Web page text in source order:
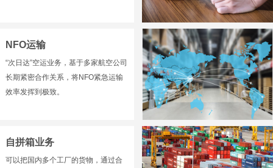
NFO运输
“次日达”空运业务，基于多家航空公司
长期紧密合作关系，将NFO紧急运输
效率发挥到极致。
自拼箱业务
可以把国内多个工厂的货物，通过合